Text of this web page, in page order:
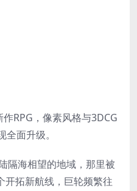
RPG，像素风格与3DCG
面升级。
隔海相望的地域，那里被
开拓新航线，巨轮频繁往